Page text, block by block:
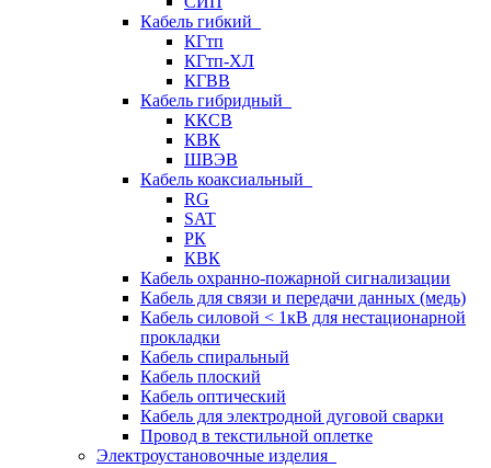
Кабель гибкий
КГтп
КГтп-ХЛ
КГВВ
Кабель гибридный
ККСВ
КВК
ШВЭВ
Кабель коаксиальный
RG
SAT
РК
КВК
Кабель охранно-пожарной сигнализации
Кабель для связи и передачи данных (медь)
Кабель силовой < 1кВ для нестационарной
прокладки
Кабель спиральный
Кабель плоский
Кабель оптический
Кабель для электродной дуговой сварки
Провод в текстильной оплетке
Электроустановочные изделия